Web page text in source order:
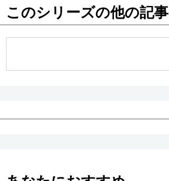
公式SNS
このシリーズの他の記事